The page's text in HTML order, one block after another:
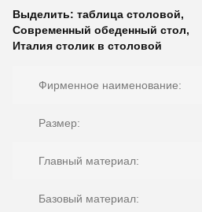
Выделить: таблица столовой,
Современный обеденный стол,
Италия столик в столовой
Фирменное наименование:
Размер:
Главный материал:
Базовый материал: